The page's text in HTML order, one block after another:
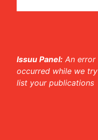
Issuu Panel: An error
occurred while we try
list your publications